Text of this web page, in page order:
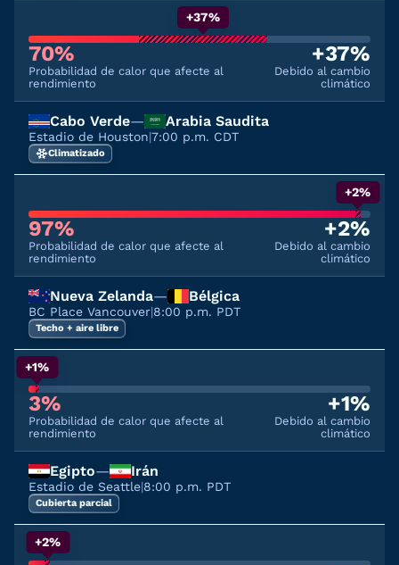
+37%
70%
Probabilidad de calor que afecte al
rendimiento
+37%
Debido al cambio
climático
Cabo Verde— Arabia Saudita
Estadio de Houston|7:00 p.m. CDT
Climatizado
+2%
97%
Probabilidad de calor que afecte al
rendimiento
+2%
Debido al cambio
climático
Nueva Zelanda— Bélgica
BC Place Vancouver|8:00 p.m. PDT
Techo + aire libre
+1%
3%
Probabilidad de calor que afecte al
rendimiento
+1%
Debido al cambio
climático
Egipto— Irán
Estadio de Seattle|8:00 p.m. PDT
Cubierta parcial
+2%